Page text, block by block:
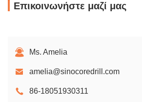
Επικοινωνήστε μαζί μας
Ms. Amelia
amelia@sinocoredrill.com
86-18051930311